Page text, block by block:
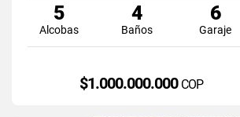
5
Alcobas
4
Baños
6
Garaje
$1.000.000.000 COP